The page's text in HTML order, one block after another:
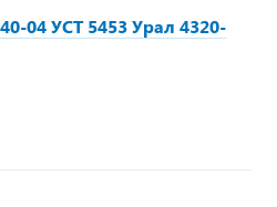
04 УСТ 5453 Урал 4320-